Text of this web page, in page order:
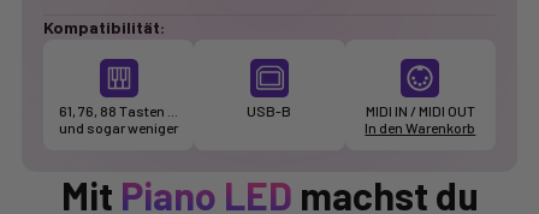
Kompatibilität:
61, 76, 88 Tasten …
und sogar weniger
USB-B
MIDI IN / MIDI OUT
In den Warenkorb
Mit Piano LED machst du